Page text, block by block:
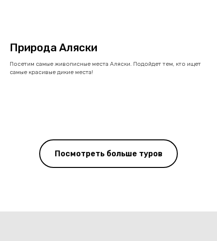
Природа Аляски
Посетим самые живописные места Аляски. Подойдет тем, кто ищет
самые красивые дикие места!
Посмотреть больше туров